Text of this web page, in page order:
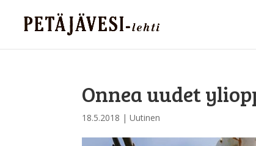
Onnea uudet
18.5.2018 |Uutinen